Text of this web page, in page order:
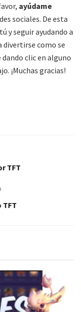
ayúdame
sociales. De esta
y seguir ayudando a
divertirse como se
clic en alguno
¡Muchas gracias!
TFT